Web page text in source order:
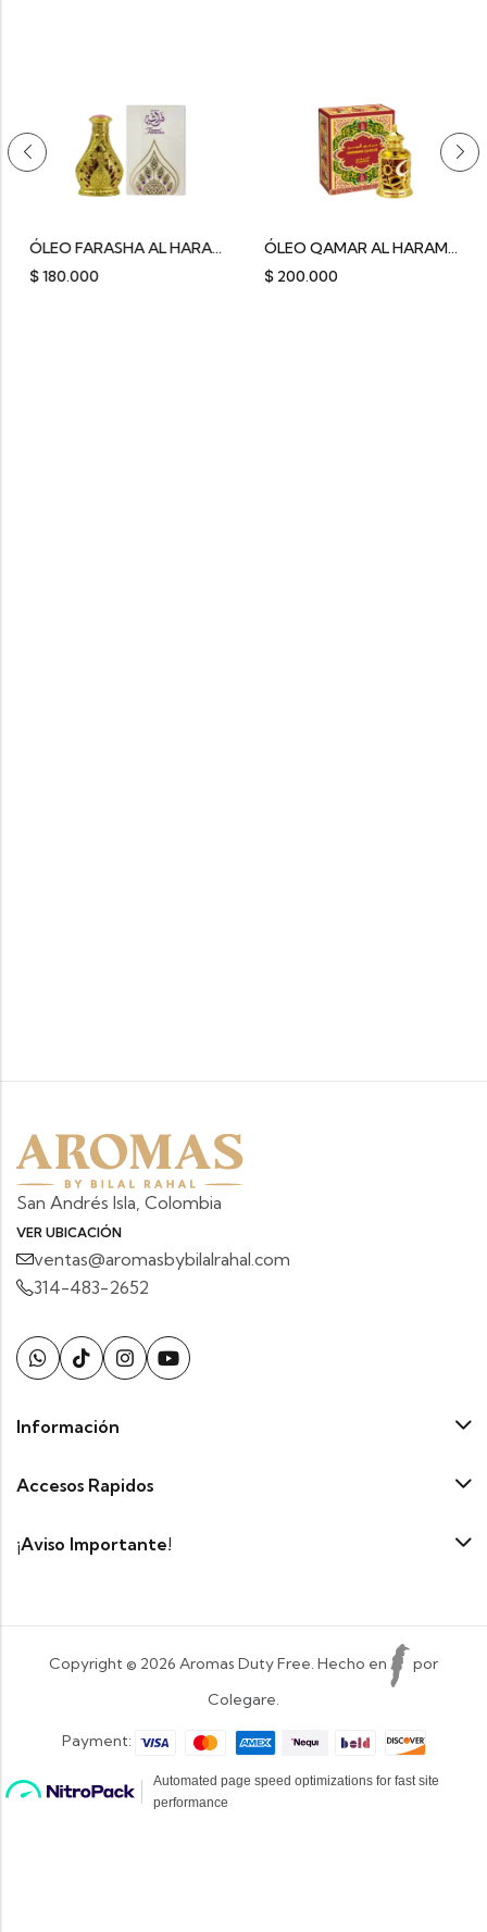
ÓLEO FARASHA AL HARAMAIN 12ML
$180.000
ÓLEO QAMAR AL HARAMAIN 15ML
$200.000
San Andrés Isla, Colombia
VER UBICACIÓN
ventas@aromasbybilalrahal.com
314-483-2652
Información
Accesos Rapidos
¡Aviso Importante!
Copyright © 2026 Aromas Duty Free. Hecho en
por
Colegare.
Payment: